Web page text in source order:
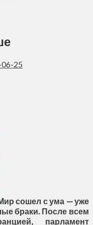
25
сошел с ума — уже
браки. После всем
парламент